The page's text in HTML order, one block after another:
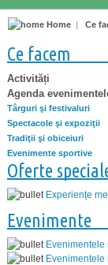
Home | Ce
Ce facem
Activități
Agenda
Târguri şi festivaluri
Spectacole şi expoziţii
Tradiţii şi obiceiuri
Evenimente sportive
Oferte
Experiențe
Evenimente
Evenimentele
Evenimentele